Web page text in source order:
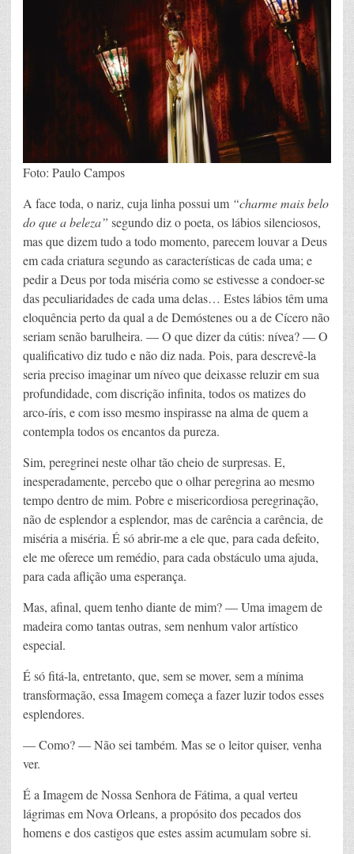
Foto: Paulo Campos
A face toda, o nariz, cuja linha possui um “charme mais belo
do que a beleza” segundo diz o poeta, os lábios silenciosos,
mas que dizem tudo a todo momento, parecem louvar a Deus
em cada criatura segundo as características de cada uma; e
pedir a Deus por toda miséria como se estivesse a condoer-se
das peculiaridades de cada uma delas… Estes lábios têm uma
eloquência perto da qual a de Demóstenes ou a de Cícero não
seriam senão barulheira. — O que dizer da cútis: nívea? — O
qualificativo diz tudo e não diz nada. Pois, para descrevê-la
seria preciso imaginar um níveo que deixasse reluzir em sua
profundidade, com discrição infinita, todos os matizes do
arco-íris, e com isso mesmo inspirasse na alma de quem a
contempla todos os encantos da pureza.
Sim, peregrinei neste olhar tão cheio de surpresas. E,
inesperadamente, percebo que o olhar peregrina ao mesmo
tempo dentro de mim. Pobre e misericordiosa peregrinação,
não de esplendor a esplendor, mas de carência a carência, de
miséria a miséria. É só abrir-me a ele que, para cada defeito,
ele me oferece um remédio, para cada obstáculo uma ajuda,
para cada aflição uma esperança.
Mas, afinal, quem tenho diante de mim? — Uma imagem de
madeira como tantas outras, sem nenhum valor artístico
especial.
É só fitá-la, entretanto, que, sem se mover, sem a mínima
transformação, essa Imagem começa a fazer luzir todos esses
esplendores.
— Como? — Não sei também. Mas se o leitor quiser, venha
ver.
É a Imagem de Nossa Senhora de Fátima, a qual verteu
lágrimas em Nova Orleans, a propósito dos pecados dos
homens e dos castigos que estes assim acumulam sobre si.